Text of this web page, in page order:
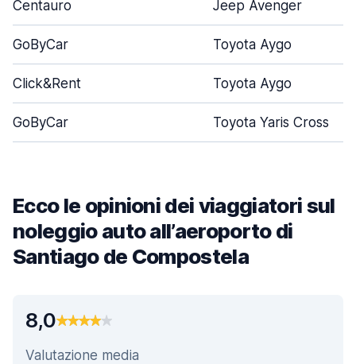
Centauro Jeep Avenger
GoByCar Toyota Aygo
Click&Rent Toyota Aygo
GoByCar Toyota Yaris Cross
Ecco le opinioni dei viaggiatori sul
noleggio auto all’aeroporto di
Santiago de Compostela
8,0
Valutazione media